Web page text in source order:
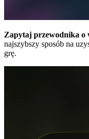
Zapytaj przewodnika o
najszybszy sposób na
grę.